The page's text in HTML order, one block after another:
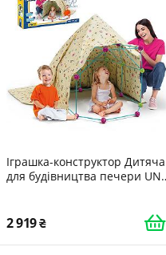
Іграшка-конструктор Дитяча
для будівництва печери UNT
2 919